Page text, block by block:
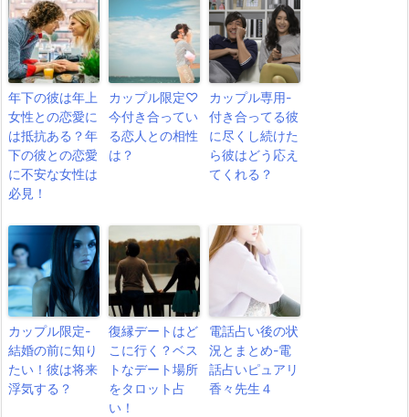
年下の彼は年上
女性との恋愛に
は抵抗ある？年
下の彼との恋愛
に不安な女性は
必見！
カップル限定♡
今付き合ってい
る恋人との相性
は？
カップル専用-
付き合ってる彼
に尽くし続けた
ら彼はどう応え
てくれる？
カップル限定-
結婚の前に知り
たい！彼は将来
浮気する？
復縁デートはど
こに行く？ベス
トなデート場所
をタロット占
い！
電話占い後の状
況とまとめ-電
話占いピュアリ
香々先生４